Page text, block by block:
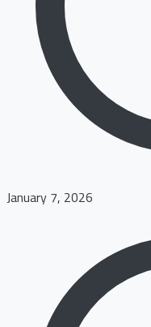
January 7, 2026